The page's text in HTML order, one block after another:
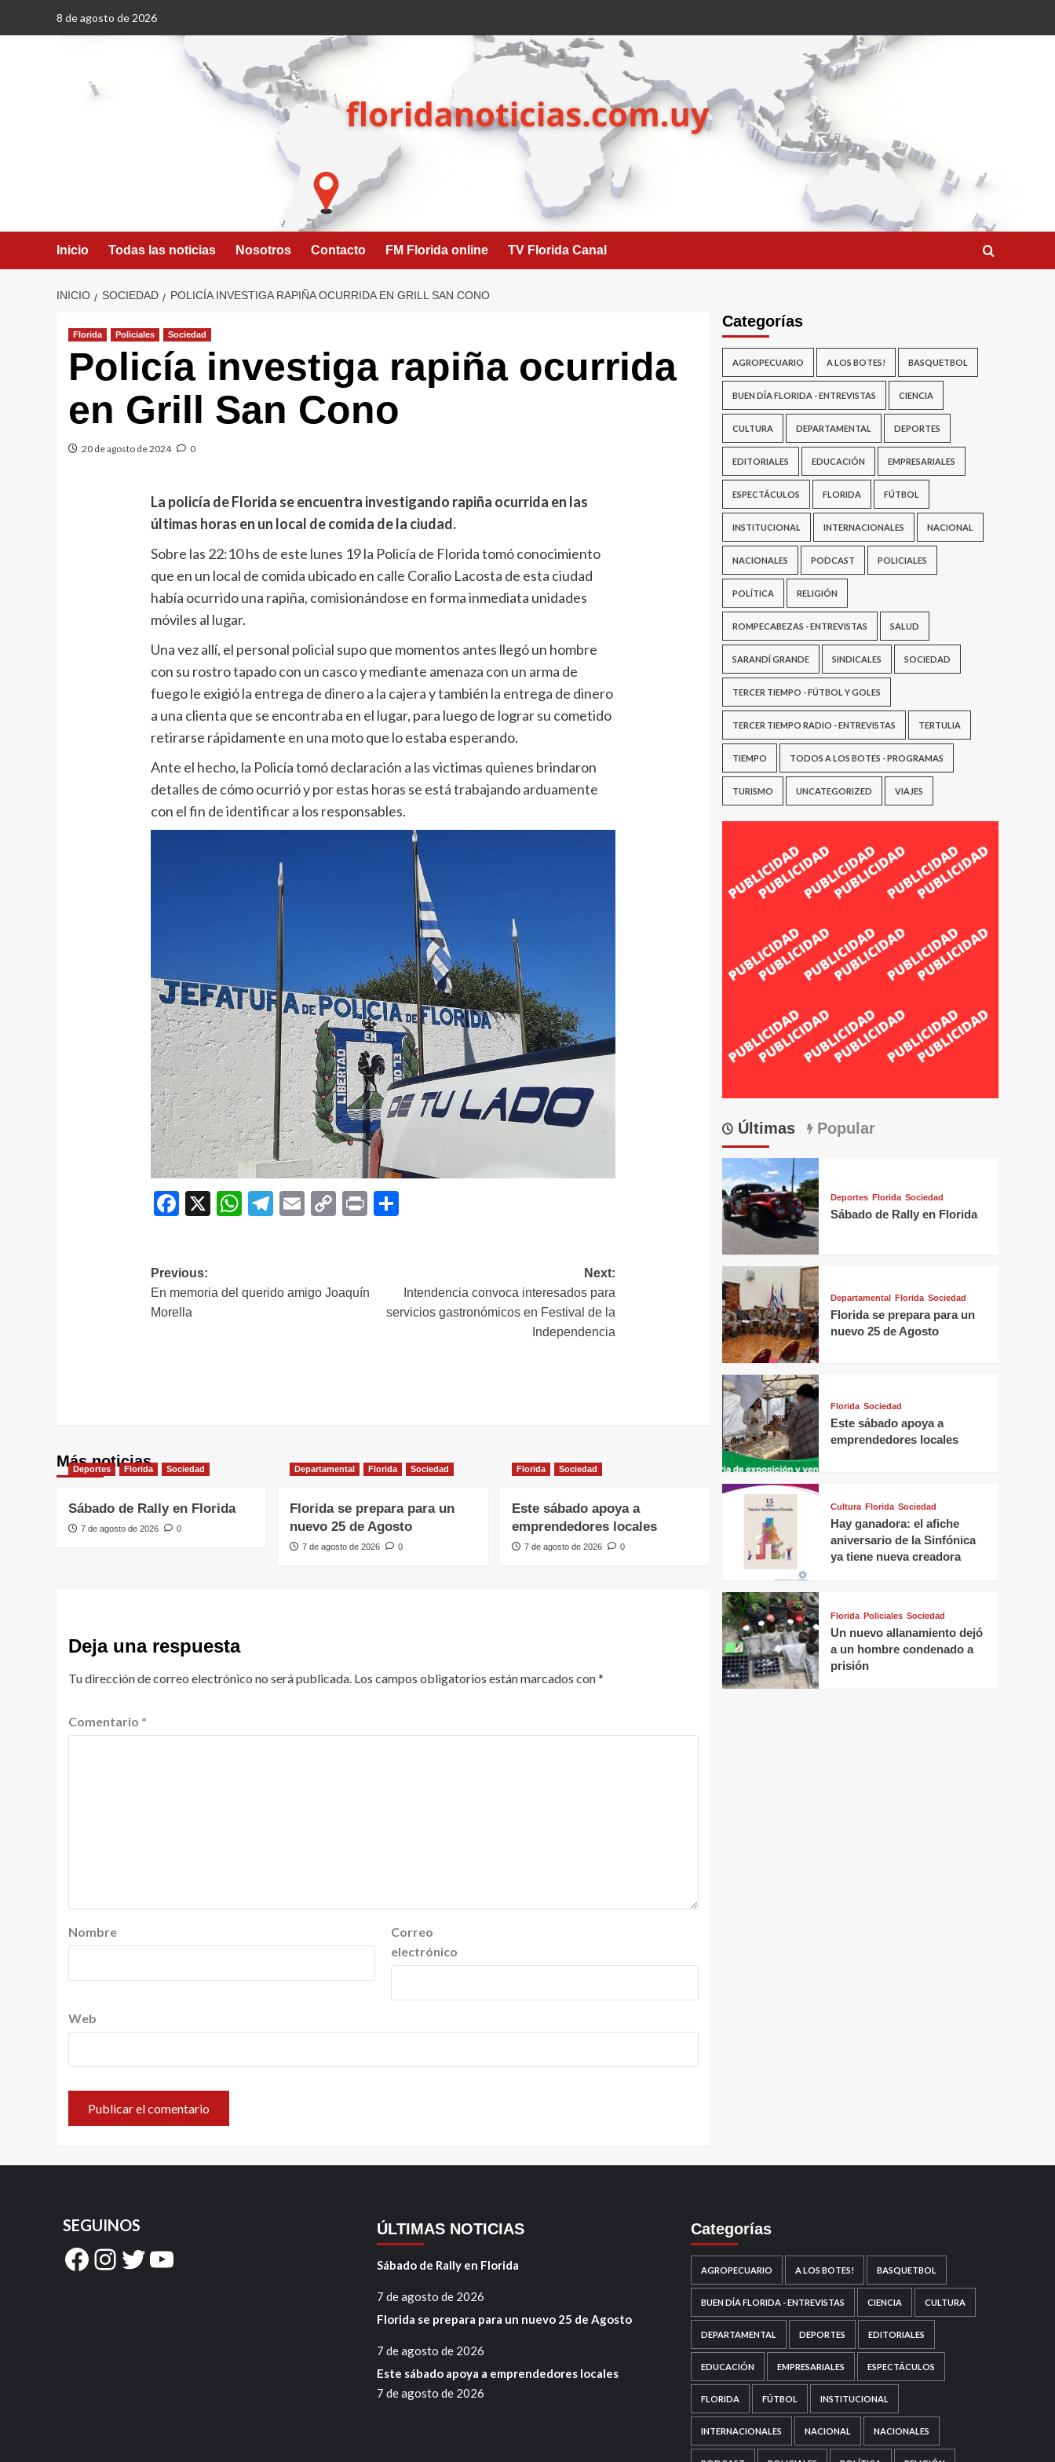
8 de agosto de 2026
Inicio Todas las noticias Nosotros Contacto FM Florida online TV Florida Canal
INICIO SOCIEDAD POLICÍA INVESTIGA RAPIÑA OCURRIDA EN GRILL SAN CONO
Florida Policiales Sociedad
Policía investiga rapiña ocurrida
en Grill San Cono
20 de agosto de 2024 0
La policía de Florida se encuentra investigando rapiña ocurrida en las
últimas horas en un local de comida de la ciudad.
Sobre las 22:10 hs de este lunes 19 la Policía de Florida tomó conocimiento
que en un local de comida ubicado en calle Coralio Lacosta de esta ciudad
había ocurrido una rapiña, comisionándose en forma inmediata unidades
móviles al lugar.
Una vez allí, el personal policial supo que momentos antes llegó un hombre
con su rostro tapado con un casco y mediante amenaza con un arma de
fuego le exigió la entrega de dinero a la cajera y también la entrega de dinero
a una clienta que se encontraba en el lugar, para luego de lograr su cometido
retirarse rápidamente en una moto que lo estaba esperando.
Ante el hecho, la Policía tomó declaración a las victimas quienes brindaron
detalles de cómo ocurrió y por estas horas se está trabajando arduamente
con el fin de identificar a los responsables.
Facebook
X WhatsApp
Telegram
EmailCopyPrint
Navegación
de
Previous:
En memoria del querido amigo Joaquín
Morella
Next:
Intendencia convoca interesados para
servicios gastronómicos en Festival de la
Independencia
Más noticias
Deportes Florida Sociedad
Sábado de Rally en Florida
7 de agosto de 2026 0
Departamental Florida Sociedad
Florida se prepara para un
nuevo 25 de Agosto
7 de agosto de 2026 0
Florida Sociedad
Este sábado apoya a
emprendedores locales
7 de agosto de 2026 0
Deja una respuesta
Tu dirección de correo electrónico no será publicada. Los campos obligatorios están marcados con*
Comentario *
Nombre
Correo
electrónico
Web
Categorías
AGROPECUARIO A LOS BOTES! BASQUETBOL
BUEN DÍA FLORIDA - ENTREVISTAS CIENCIA
CULTURA DEPARTAMENTAL DEPORTES
EDITORIALES EDUCACIÓN EMPRESARIALES
ESPECTÁCULOS FLORIDA FÚTBOL
INSTITUCIONAL INTERNACIONALES NACIONAL
NACIONALES PODCAST POLICIALES
POLÍTICA RELIGIÓN
ROMPECABEZAS - ENTREVISTAS SALUD
SARANDÍ GRANDE SINDICALES SOCIEDAD
TERCER TIEMPO - FÚTBOL Y GOLES
TERCER TIEMPO RADIO - ENTREVISTAS TERTULIA
TIEMPO TODOS A LOS BOTES - PROGRAMAS
TURISMO UNCATEGORIZED VIAJES
Últimas Popular
Deportes Florida Sociedad
Sábado de Rally en Florida
Departamental Florida Sociedad
Florida se prepara para un
nuevo 25 de Agosto
Florida Sociedad
Este sábado apoya a
emprendedores locales
Cultura Florida Sociedad
Hay ganadora: el afiche
aniversario de la Sinfónica
ya tiene nueva creadora
Florida Policiales Sociedad
Un nuevo allanamiento dejó
a un hombre condenado a
prisión
SEGUINOS
Facebook
Instagram
Twitter
YouTube
ÚLTIMAS NOTICIAS
Sábado de Rally en Florida
7 de agosto de 2026
Florida se prepara para un nuevo 25 de Agosto
7 de agosto de 2026
Este sábado apoya a emprendedores locales
7 de agosto de 2026
Categorías
AGROPECUARIO A LOS BOTES! BASQUETBOL
BUEN DÍA FLORIDA - ENTREVISTAS CIENCIA CULTURA
DEPARTAMENTAL DEPORTES EDITORIALES
EDUCACIÓN EMPRESARIALES ESPECTÁCULOS
FLORIDA FÚTBOL INSTITUCIONAL
INTERNACIONALES NACIONAL NACIONALES